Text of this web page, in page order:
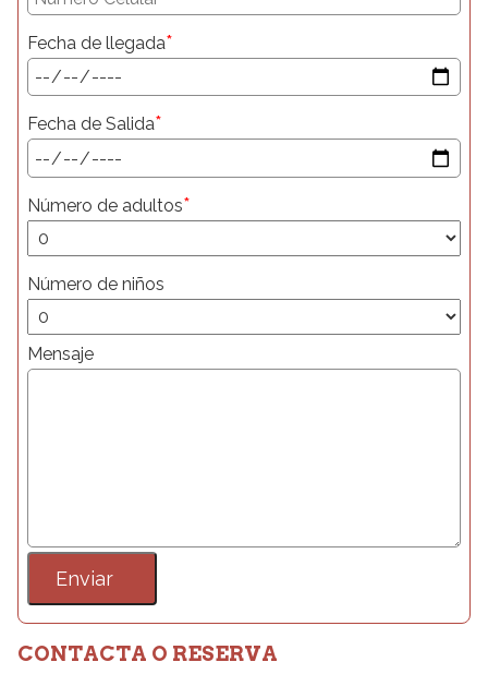
Fecha de llegada*
Fecha de Salida*
Número de adultos*
Número de niños
Mensaje
CONTACTA O RESERVA